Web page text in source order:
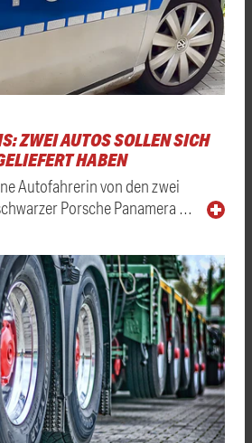
ZWEI AUTOS SOLLEN SICH
HABEN
Autofahrerin von den zwei
Porsche Panamera …